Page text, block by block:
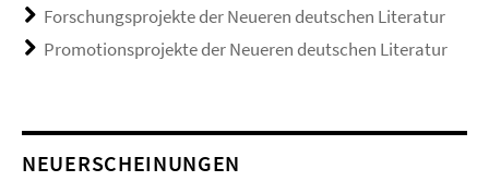
Forschungsprojekte der Neueren deutschen Literatur
Promotionsprojekte der Neueren deutschen Literatur
NEUERSCHEINUNGEN